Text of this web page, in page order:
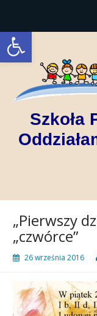
Open toolbar
Szkoła
„Pierwszy
„czwórce”
26 września 2016